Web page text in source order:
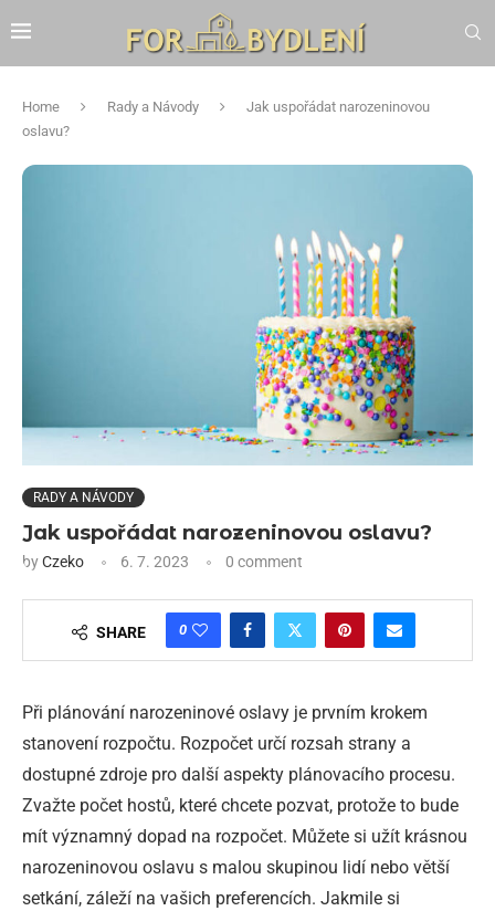
Home Rady a Návody
Jak uspořádat narozeninovou
oslavu?
RADY A NÁVODY
Jak uspořádat narozeninovou oslavu?
byCzeko 6. 7. 2023 0 comment
SHARE 0
Při plánování narozeninové oslavy je prvním krokem
stanovení rozpočtu. Rozpočet určí rozsah strany a
dostupné zdroje pro další aspekty plánovacího procesu.
Zvažte počet hostů, které chcete pozvat, protože to bude
mít významný dopad na rozpočet. Můžete si užít krásnou
narozeninovou oslavu s malou skupinou lidí nebo větší
setkání, záleží na vašich preferencích. Jakmile si